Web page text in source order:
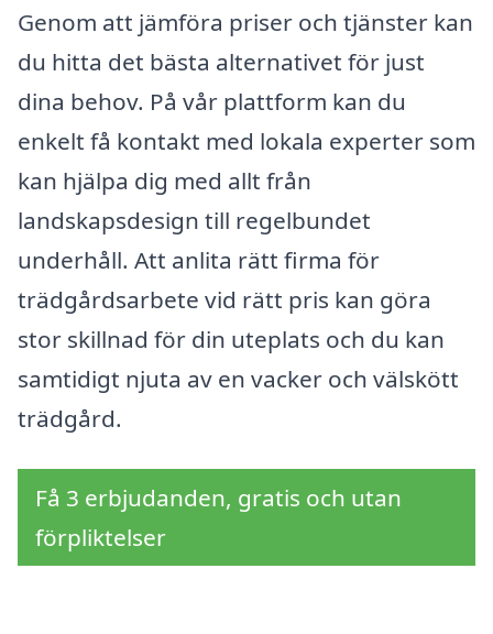
Genom att jämföra priser och tjänster kan
du hitta det bästa alternativet för just
dina behov. På vår plattform kan du
enkelt få kontakt med lokala experter som
kan hjälpa dig med allt från
landskapsdesign till regelbundet
underhåll. Att anlita rätt firma för
trädgårdsarbete vid rätt pris kan göra
stor skillnad för din uteplats och du kan
samtidigt njuta av en vacker och välskött
trädgård.
Få 3 erbjudanden, gratis och utan
förpliktelser